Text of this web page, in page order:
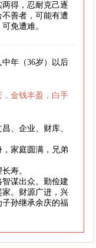
得，忍耐克己逐
善者，可能有遭
免遭难。
年（36岁）以后
，金钱丰盈，白手
、企业、财库、
家庭圆满，兄弟
寿。
谋出众。勤俭建
。财源广进，兴
孙继承余庆的福